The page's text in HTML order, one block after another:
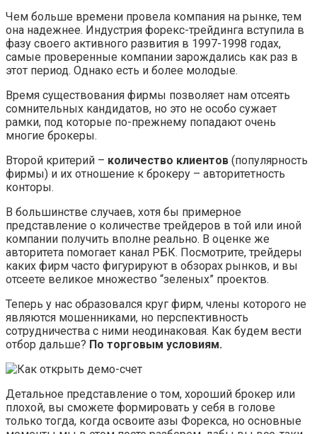
Чем больше времени провела компания на рынке, тем
она надежнее. Индустрия форекс-трейдинга вступила в
фазу своего активного развития в 1997-1998 годах,
самые проверенные компании зарождались как раз в
этот период. Однако есть и более молодые.
Время существования фирмы позволяет нам отсеять
сомнительных кандидатов, но это не особо сужает
рамки, под которые по-прежнему попадают очень
многие брокеры.
Второй критерий – количество клиентов (популярность
фирмы) и их отношение к брокеру – авторитетность
конторы.
В большинстве случаев, хотя бы примерное
представление о количестве трейдеров в той или иной
компании получить вполне реально. В оценке же
авторитета помогает канал РБК. Посмотрите, трейдеры
каких фирм часто фигурируют в обзорах рынков, и вы
отсеете великое множество “зеленых” проектов.
Теперь у нас образовался круг фирм, члены которого не
являются мошенниками, но перспективность
сотрудничества с ними неодинаковая. Как будем вести
отбор дальше? По торговым условиям.
Детальное представление о том, хороший брокер или
плохой, вы сможете формировать у себя в голове
только тогда, когда освоите азы Форекса, но основные